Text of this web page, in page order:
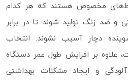
مخصوص هستند که هر کدام
و ضد زنگ تولید شوند تا در برابر
دچار آسیب نشوند. انتخاب
علاوه بر افزایش طول عمر دستگاه
و ایجاد مشکلات بهداشتی